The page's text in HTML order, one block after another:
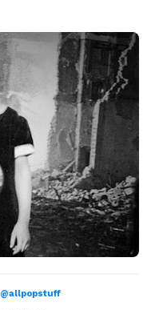
@allpopstuff